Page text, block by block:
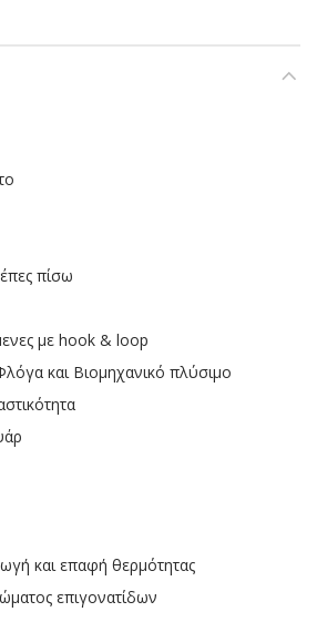
πίσω
με hook & loop
και Βιομηχανικό πλύσιμο
και επαφή θερμότητας
επιγονατίδων